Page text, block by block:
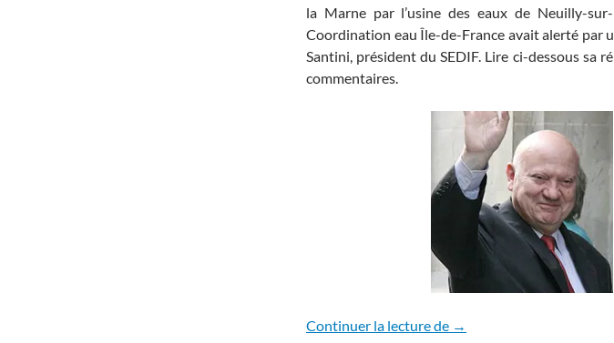
la Marne par l’usine des eaux de Neuilly-
Coordination eau Île-de-France avait alerté par
Santini, président du SEDIF. Lire ci-dessous sa
commentaires.
Continuer la lecture de Pollution de la Marne: la
→